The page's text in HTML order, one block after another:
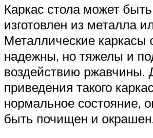
Каркас стола может быть
изготовлен из металла
Металлические каркасы
надежны, но тяжелы и
воздействию ржавчины.
приведения такого
нормальное состояние,
быть почищен и